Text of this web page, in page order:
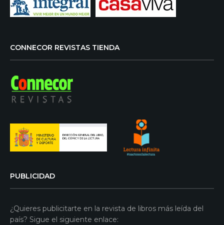
CONNECOR REVISTAS TIENDA
PUBLICIDAD
¿Quieres publicitarte en la revista de libros más leída del
país? Sigue el siguiente enlace: